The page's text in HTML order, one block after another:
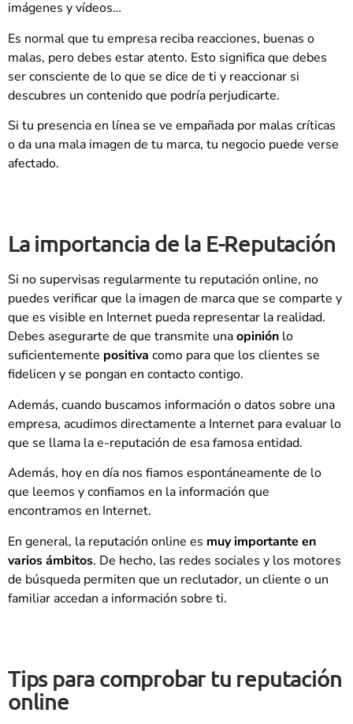
imágenes y vídeos…
Es normal que tu empresa reciba reacciones, buenas o
malas, pero debes estar atento. Esto significa que debes
ser consciente de lo que se dice de ti y reaccionar si
descubres un contenido que podría perjudicarte.
Si tu presencia en línea se ve empañada por malas críticas
o da una mala imagen de tu marca, tu negocio puede verse
afectado.
La importancia de la E-Reputación
Si no supervisas regularmente tu reputación online, no
puedes verificar que la imagen de marca que se comparte y
que es visible en Internet pueda representar la realidad.
Debes asegurarte de que transmite unaopinión lo
suficientemente positiva como para que los clientes se
fidelicen y se pongan en contacto contigo.
Además, cuando buscamos información o datos sobre una
empresa, acudimos directamente a Internet para evaluar lo
que se llama la e-reputación de esa famosa entidad.
Además, hoy en día nos fiamos espontáneamente de lo
que leemos y confiamos en la información que
encontramos en Internet.
En general, la reputación online es muy importante en
varios ámbitos. De hecho, las redes sociales y los motores
de búsqueda permiten que un reclutador, un cliente o un
familiar accedan a información sobre ti.
Tips para comprobar tu reputación
online